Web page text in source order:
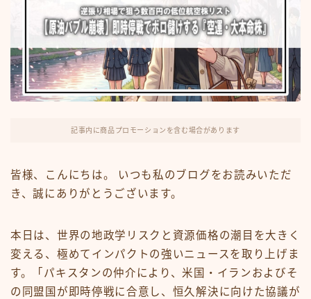
メルカリ販売
投資・株
FX・仮想通貨
リスキング・ラーニング
記事内に商品プロモーションを含む場合があります
皆様、こんにちは。 いつも私のブログをお読みいただ
き、誠にありがとうございます。
本日は、世界の地政学リスクと資源価格の潮目を大きく
変える、極めてインパクトの強いニュースを取り上げま
す。「パキスタンの仲介により、米国・イランおよびそ
の同盟国が即時停戦に合意し、恒久解決に向けた協議が